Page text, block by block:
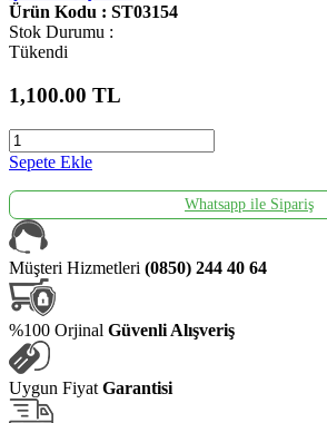
Ürün Kodu : ST03154
Stok Durumu :
Tükendi
1,100.00 TL
Sepete Ekle
Whatsapp ile Sipariş
Müşteri Hizmetleri (0850) 244 40 64
%100 Orjinal Güvenli Alışveriş
Uygun Fiyat Garantisi